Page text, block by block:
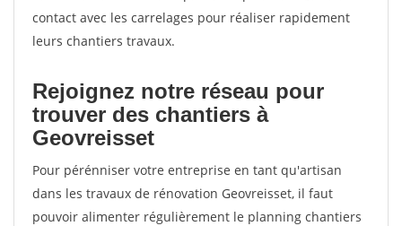
contact avec les carrelages pour réaliser rapidement
leurs chantiers travaux.
Rejoignez notre réseau pour
trouver des chantiers à
Geovreisset
Pour pérénniser votre entreprise en tant qu'artisan
dans les travaux de rénovation Geovreisset, il faut
pouvoir alimenter régulièrement le planning chantiers